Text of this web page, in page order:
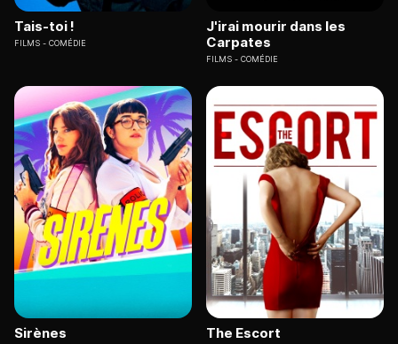
Tais-toi !
FILMS COMÉDIE
J'irai mourir dans les
Carpates
FILMS COMÉDIE
Sirènes The Escort